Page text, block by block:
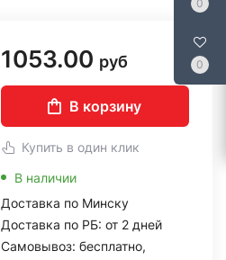
0
0
1053.00 руб
В корзину
Купить в один клик
В наличии
Доставка по Минску
Доставка по РБ: от 2 дней
Самовывоз: бесплатно,